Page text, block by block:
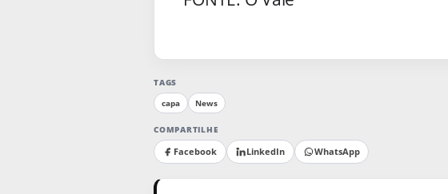
TAGS
capa
News
COMPARTILHE
Facebook LinkedIn WhatsApp